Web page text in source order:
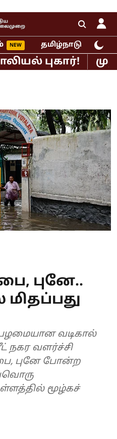
தமிழ்நாடு
முதல்வர்
புனே..
வடிகால்
நகர வளர்ச்சி
புனே போன்ற
மூழ்கச்